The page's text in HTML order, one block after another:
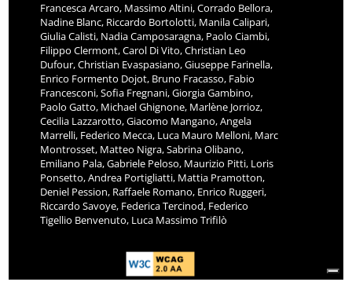
Francesca Arcaro, Massimo Altini, Corrado Bellora,
Nadine Blanc, Riccardo Bortolotti, Manila Calipari,
Giulia Calisti, Nadia Camposaragna, Paolo Ciambi,
Filippo Clermont, Carol Di Vito, Christian Leo
Dufour, Christian Evaspasiano, Giuseppe Farinella,
Enrico Formento Dojot, Bruno Fracasso, Fabio
Francesconi, Sofia Fregnani, Giorgia Gambino,
Paolo Gatto, Michael Ghignone, Marlène Jorrioz,
Cecilia Lazzarotto, Giacomo Mangano, Angela
Marrelli, Federico Mecca, Luca Mauro Melloni, Marc
Montrosset, Matteo Nigra, Sabrina Olibano,
Emiliano Pala, Gabriele Peloso, Maurizio Pitti, Loris
Ponsetto, Andrea Portigliatti, Mattia Pramotton,
Deniel Pession, Raffaele Romano, Enrico Ruggeri,
Riccardo Savoye, Federica Tercinod, Federico
Tigellio Benvenuto, Luca Massimo Trifilò